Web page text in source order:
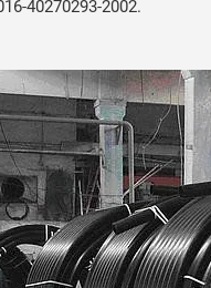
40270293-2002.